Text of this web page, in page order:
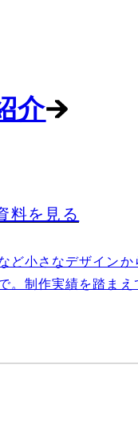
介
料を見る
ど小さなデザイン
。制作実績を踏まえ